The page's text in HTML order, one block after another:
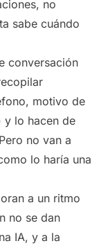
no
sabe cuándo
conversación
motivo de
y lo hacen de
no van a
lo haría una
a un ritmo
no se dan
IA, y a la